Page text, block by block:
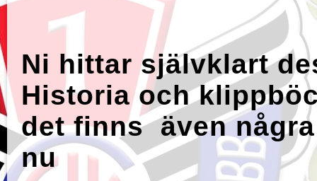
Ni hittar självklart
Historia och
det finns även
nu